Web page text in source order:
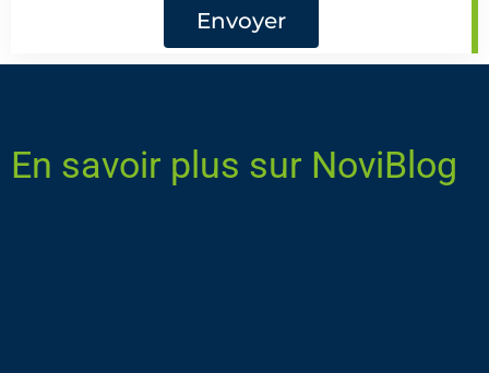
Envoyer
En savoir plus sur NoviBlog